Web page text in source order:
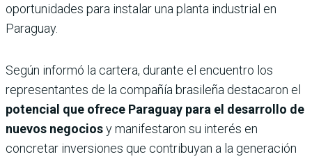
oportunidades para instalar una planta industrial en
Paraguay.
Según informó la cartera, durante el encuentro los
representantes de la compañía brasileña destacaron el
potencial que ofrece Paraguay para el desarrollo de
nuevos negociosy manifestaron su interés en
concretar inversiones que contribuyan a la generación